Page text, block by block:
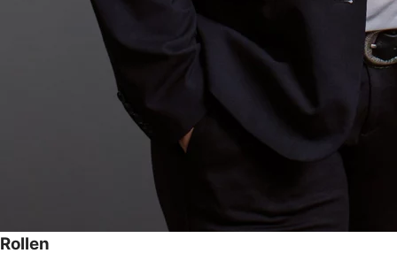
Rollen